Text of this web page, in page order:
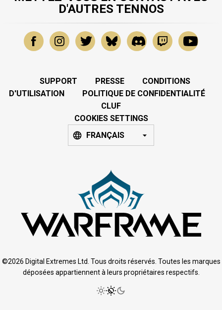
D'AUTRES TENNOS
SUPPORT PRESSE
CONDITIONS
D'UTILISATION
POLITIQUE DE CONFIDENTIALITÉ
CLUF
COOKIES SETTINGS
FRANÇAIS
©2026 Digital Extremes Ltd. Tous droits réservés. Toutes les marques
déposées appartiennent à leurs propriétaires respectifs.